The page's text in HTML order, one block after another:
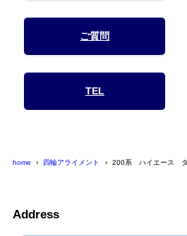
ご質問
TEL
home 四輪アライメント 200系 ハイエース タ
Address